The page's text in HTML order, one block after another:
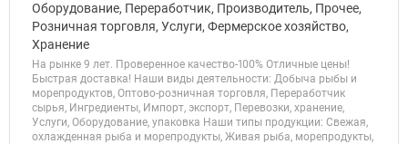
Оборудование, Переработчик, Производитель, Прочее,
Розничная торговля, Услуги, Фермерское хозяйство,
Хранение
На рынке 9 лет. Проверенное качество-100% Отличные цены!
Быстрая доставка! Наши виды деятельности: Добыча рыбы и
морепродуктов, Оптово-розничная торговля, Переработчик
сырья, Ингредиенты, Импорт, экспорт, Перевозки, хранение,
Услуги, Оборудование, упаковка Наши типы продукции: Свежая,
охлажденная рыба и морепродукты, Живая рыба, морепродукты,